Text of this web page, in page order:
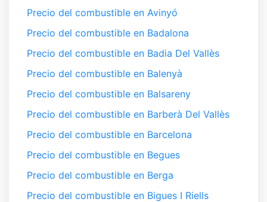
Precio del combustible en Avinyó
Precio del combustible en Badalona
Precio del combustible en Badia Del Vallès
Precio del combustible en Balenyà
Precio del combustible en Balsareny
Precio del combustible en Barberà Del Vallès
Precio del combustible en Barcelona
Precio del combustible en Begues
Precio del combustible en Berga
Precio del combustible en Bigues I Riells